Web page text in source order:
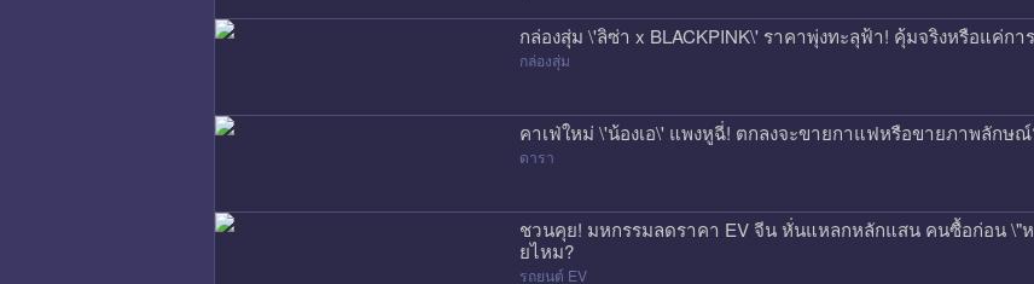
กล่องสุ่ม \'ลิซ่า x BLACKPINK\' ราคาพุ่งทะลุฟ้า! คุ้มจริงหรือแค่ก
กล่องสุ่ม
คาเฟ่ใหม่ \'น้องเอ\' แพงหูฉี่! ตกลงจะขายกาแฟหรือขายภาพลักษ
ดารา
ชวนคุย! มหกรรมลดราคา EV จีน หั่นแหลกหลักแสน คนซื้อก่อน \"
ยไหม?
รถยนต์ EV